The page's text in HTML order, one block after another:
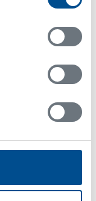
zu sein!
Seite
zu können,
für diese Seite
gegeben
bestimmen,